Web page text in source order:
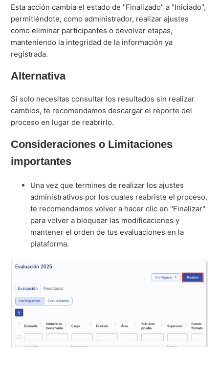
Esta acción cambia el estado de "Finalizado" a "Iniciado",
permitiéndote, como administrador, realizar ajustes
como eliminar participantes o devolver etapas,
manteniendo la integridad de la información ya
registrada.
Alternativa
Si solo necesitas consultar los resultados sin realizar
cambios, te recomendamos descargar el reporte del
proceso en lugar de reabrirlo.
Consideraciones o Limitaciones
importantes
Una vez que termines de realizar los ajustes
administrativos por los cuales reabriste el proceso,
te recomendamos volver a hacer clic en "Finalizar"
para volver a bloquear las modificaciones y
mantener el orden de tus evaluaciones en la
plataforma.